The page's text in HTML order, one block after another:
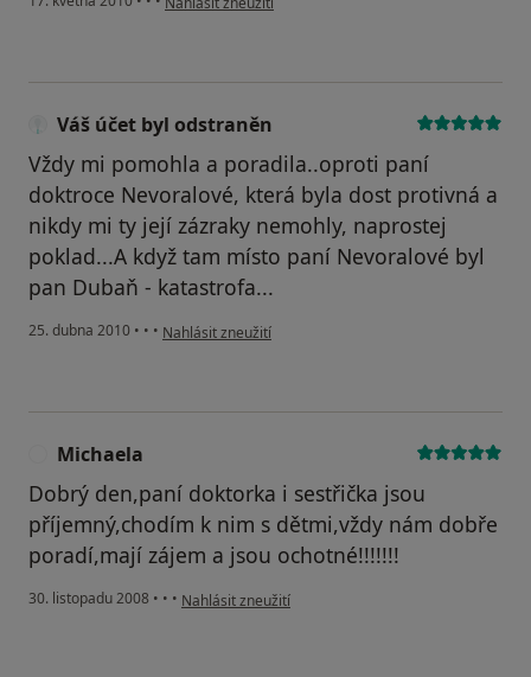
Váš účet byl odstraněn
Vždy mi pomohla a poradila..oproti paní
doktroce Nevoralové, která byla dost protivná a
nikdy mi ty její zázraky nemohly, naprostej
poklad...A když tam místo paní Nevoralové byl
pan Dubaň - katastrofa...
25. dubna 2010 • • • podle názoru uživatele Váš účet byl odstraněn
Nahlásit zneužití
Michaela
Dobrý den,paní doktorka i sestřička jsou
příjemný,chodím k nim s dětmi,vždy nám dobře
poradí,mají zájem a jsou ochotné!!!!!!!
30. listopadu 2008 • • • podle názoru uživatele Michaela
Nahlásit zneužití